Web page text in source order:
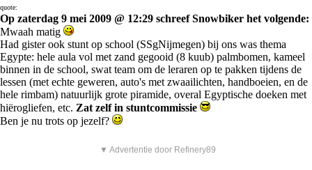
quote:
Op zaterdag 9 mei 2009 @ 12:29 schreef Snowbiker het volgende:
Mwaah matig
Had gister ook stunt op school (SSgNijmegen) bij ons was thema
Egypte: hele aula vol met zand gegooid (8 kuub) palmbomen, kameel
binnen in de school, swat team om de leraren op te pakken tijdens de
lessen (met echte geweren, auto's met zwaailichten, handboeien, en de
hele rimbam) natuurlijk grote piramide, overal Egyptische doeken met
hiërogliefen, etc. Zat zelf in stuntcommissie
Ben je nu trots op jezelf?
▼ Advertentie door Refinery89